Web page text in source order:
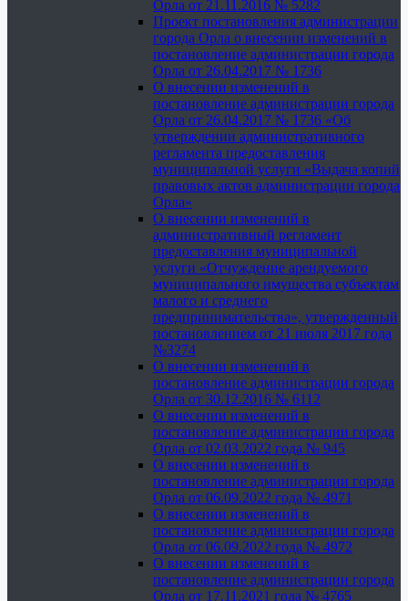
Орла от 21.11.2016 № 5282
Проект постановления администрации
города Орла о внесении изменений в
постановление администрации города
Орла от 26.04.2017 № 1736
О внесении изменений в
постановление администрации города
Орла от 26.04.2017 № 1736 «Об
утверждении административного
регламента предоставления
муниципальной услуги «Выдача копий
правовых актов администрации города
Орла»
О внесении изменений в
административный регламент
предоставления муниципальной
услуги «Отчуждение арендуемого
муниципального имущества субъектам
малого и среднего
предпринимательства», утвержденный
постановлением от 21 июля 2017 года
№3274
О внесении изменений в
постановление администрации города
Орла от 30.12.2016 № 6112
О внесении изменений в
постановление администрации города
Орла от 02.03.2022 года № 945
О внесении изменений в
постановление администрации города
Орла от 06.09.2022 года № 4971
О внесении изменений в
постановление администрации города
Орла от 06.09.2022 года № 4972
О внесении изменений в
постановление администрации города
Орла от 17.11.2021 года № 4765